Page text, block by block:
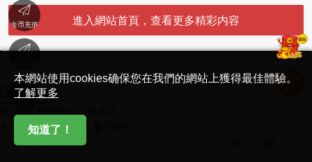
進入網站首頁，查看更多精彩内容
'
简体中文版
Translate
日本語
繁體中文
本網站使用cookies确保您在我們的網站上獲得最佳體驗。
了解更多
知道了！

金币充值


說點什麽吧...